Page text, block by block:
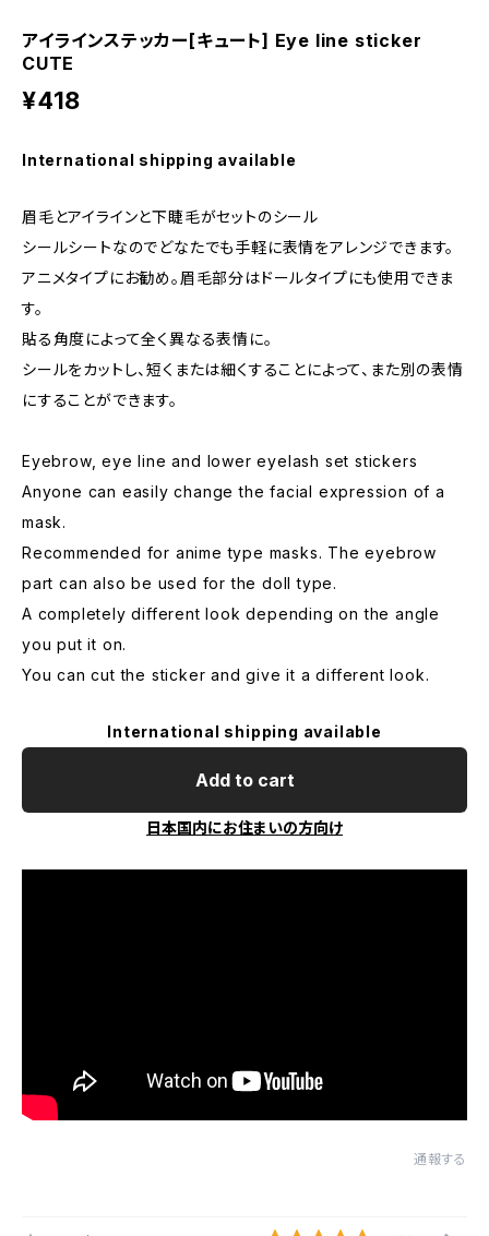
アイラインステッカー[キュート] Eye line sticker
CUTE
¥418
International shipping available
眉毛とアイラインと下睫毛がセットのシール
シールシートなのでどなたでも手軽に表情をアレンジできます。
アニメタイプにお勧め。眉毛部分はドールタイプにも使用できま
す。
貼る角度によって全く異なる表情に。
シールをカットし、短くまたは細くすることによって、また別の表情
にすることができます。
Eyebrow, eye line and lower eyelash set stickers
Anyone can easily change the facial expression of a
mask.
Recommended for anime type masks. The eyebrow
part can also be used for the doll type.
A completely different look depending on the angle
you put it on.
You can cut the sticker and give it a different look.
International shipping available
Add to cart
日本国内にお住まいの方向け
通報する